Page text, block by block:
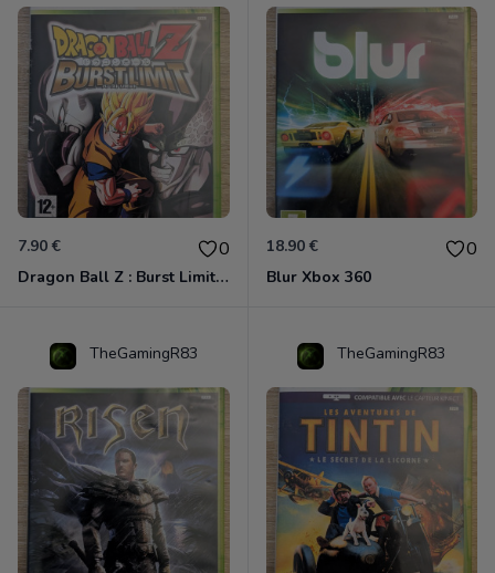
7.90 € 0
Dragon Ball Z : Burst Limit Xbox 360
18.90 € 0
Blur Xbox 360
TheGamingR83 TheGamingR83